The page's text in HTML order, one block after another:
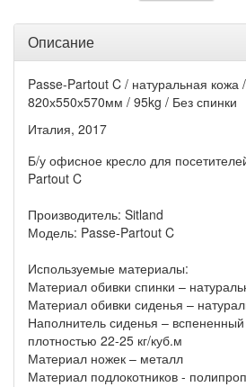
Описание
Passe-Partout C / натуральная кожа
820х550х570мм / 95kg / Без спинки
Италия, 2017
Б/у офисное кресло для
Partout C
Производитель: Sitland
Модель: Passe-Partout C
Используемые материалы:
Материал обивки спинки –
Материал обивки сиденья –
Наполнитель сиденья –
плотностью 22-25 кг/куб.м
Материал ножек – металл
Материал подлокотников -